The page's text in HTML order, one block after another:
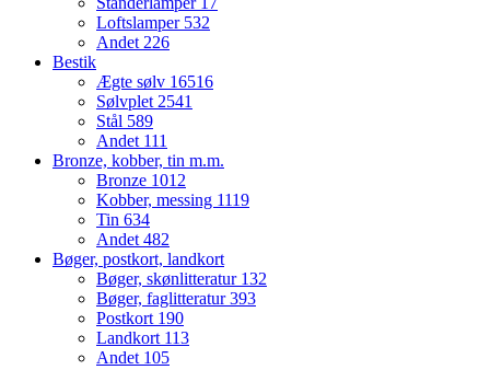
Loftslamper 532
Andet226
Bestik
Ægte sølv 16516
Sølvplet2541
Stål 589
Andet 111
Bronze, kobber, tin m.m.
Bronze 1012
Kobber, messing 1119
Tin 634
Andet482
Bøger, postkort, landkort
Bøger, skønlitteratur 132
Bøger, faglitteratur393
Postkort 190
Landkort 113
Andet 105